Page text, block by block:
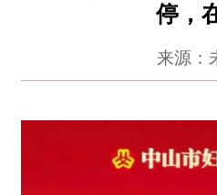
停，
来源：